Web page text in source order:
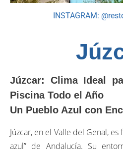
INSTAGRAM:
Júzcar: Clima Ideal
Piscina Todo el Año
Un Pueblo Azul con
Júzcar, en el Valle del Genal,
azul” de Andalucía. Su